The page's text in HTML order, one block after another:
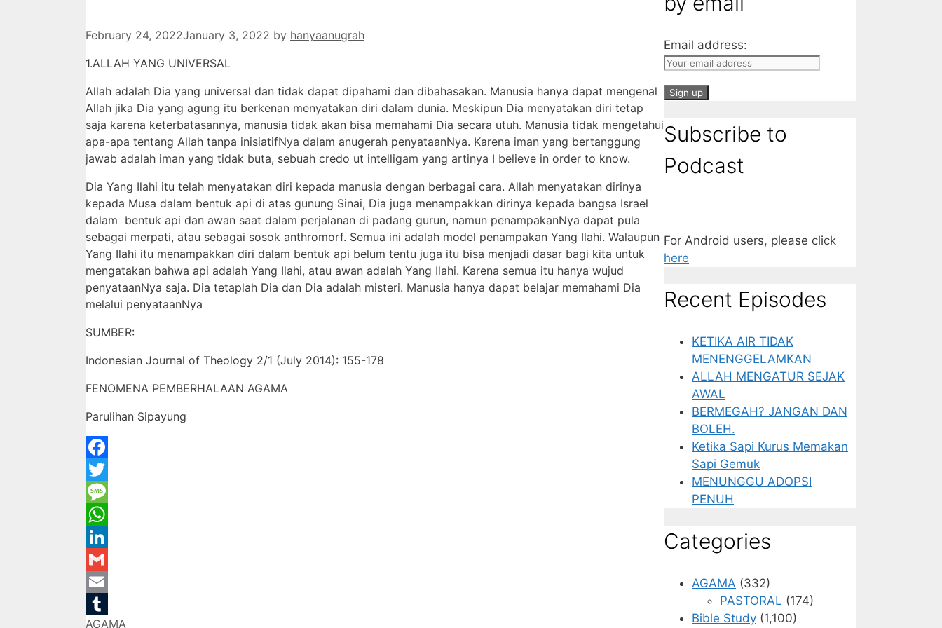
February 24, 2022January 3, 2022 by hanyaanugrah
1.ALLAH YANG UNIVERSAL
Allah adalah Dia yang universal dan tidak dapat dipahami dan dibahasakan. Manusia hanya dapat mengenal
Allah jika Dia yang agung itu berkenan menyatakan diri dalam dunia. Meskipun Dia menyatakan diri tetap
saja karena keterbatasannya, manusia tidak akan bisa memahami Dia secara utuh. Manusia tidak mengetahui
apa-apa tentang Allah tanpa inisiatifNya dalam anugerah penyataanNya. Karena iman yang bertanggung
jawab adalah iman yang tidak buta, sebuah credo ut intelligam yang artinya I believe in order to know.
Dia Yang Ilahi itu telah menyatakan diri kepada manusia dengan berbagai cara. Allah menyatakan dirinya
kepada Musa dalam bentuk api di atas gunung Sinai, Dia juga menampakkan dirinya kepada bangsa Israel
dalam bentuk api dan awan saat dalam perjalanan di padang gurun, namun penampakanNya dapat pula
sebagai merpati, atau sebagai sosok anthromorf. Semua ini adalah model penampakan Yang Ilahi. Walaupun
Yang Ilahi itu menampakkan diri dalam bentuk api belum tentu juga itu bisa menjadi dasar bagi kita untuk
mengatakan bahwa api adalah Yang Ilahi, atau awan adalah Yang Ilahi. Karena semua itu hanya wujud
penyataanNya saja. Dia tetaplah Dia dan Dia adalah misteri. Manusia hanya dapat belajar memahami Dia
melalui penyataanNya
SUMBER:
Indonesian Journal of Theology 2/1 (July 2014): 155-178
FENOMENA PEMBERHALAAN AGAMA
Parulihan Sipayung
Facebook
Twitter
Message
WhatsApp
LinkedIn
Gmail
Email
Categories
AGAMA
Email address:
Subscribe to
Podcast
For Android users, please click
here
Recent Episodes
KETIKA AIR TIDAK
MENENGGELAMKAN
ALLAH MENGATUR SEJAK
AWAL
BERMEGAH? JANGAN DAN
BOLEH.
Ketika Sapi Kurus Memakan
Sapi Gemuk
MENUNGGU ADOPSI
PENUH
Categories
AGAMA (332)
PASTORAL (174)
Bible Study (1,100)